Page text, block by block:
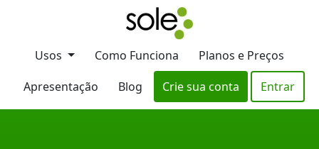
Usos Como Funciona
Planos e Preços
Apresentação
Blog Crie sua conta Entrar